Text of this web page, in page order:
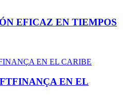
EFICAZ EN TIEMPOS
EN EL